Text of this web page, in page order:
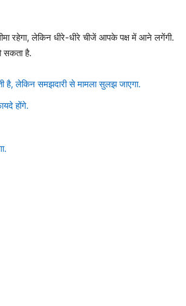
रहेगा, लेकिन धीरे-धीरे चीजें आपके पक्ष में आने लगेंगी.
सकता है.
है, लेकिन समझदारी से मामला सुलझ जाएगा.
होंगे.